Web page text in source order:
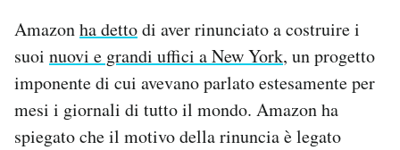
CALENDARIO
AREA PERSONALE
Area Personale
Newsletter
Amazonha dettodi aver rinunciato a costruire i
suoi nuovi e grandi uffici a New York, un progetto
imponente di cui avevano parlato estesamente per
mesi i giornali di tutto il mondo. Amazon ha
spiegato che il motivo della rinuncia è legato